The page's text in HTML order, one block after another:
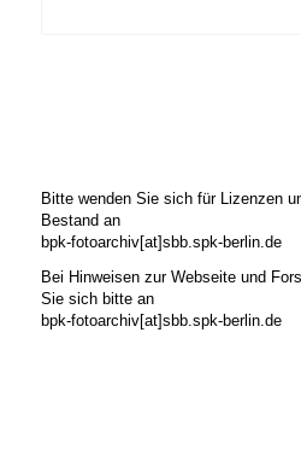
Bitte wenden Sie sich für Lizenzen
Bestand an
bpk-fotoarchiv[at]sbb.spk-berlin.de
Bei Hinweisen zur Webseite und
Sie sich bitte an
bpk-fotoarchiv[at]sbb.spk-berlin.de